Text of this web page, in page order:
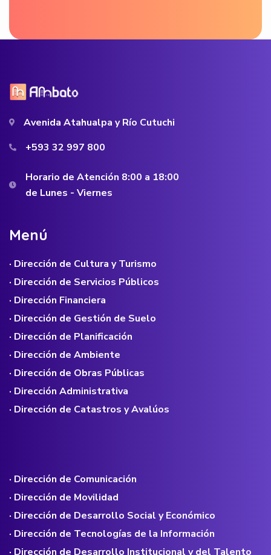
Avenida Atahualpa y Río Cutuchi
+593 32 997 800
Horario de Atención 8:00 a 18:00
de Lunes - Viernes
Menú
· Dirección de Cultura y Turismo
· Dirección de Servicios Públicos
· Dirección Financiera
· Dirección de Gestión de Suelo
· Dirección de Planificación
· Dirección de Ambiente
· Dirección de Obras Públicas
· Dirección Administrativa
· Dirección de Catastros y Avalúos
· Dirección de Comunicación
· Dirección de Movilidad
· Dirección de Desarrollo Social y Económico
· Dirección de Tecnologías de la Información
· Dirección de Desarrollo Institucional y del Talento